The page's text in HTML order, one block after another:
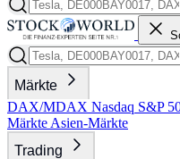
Märkte
DAX/MDAX Nasdaq S&P
Märkte Asien-Märkte
Trading